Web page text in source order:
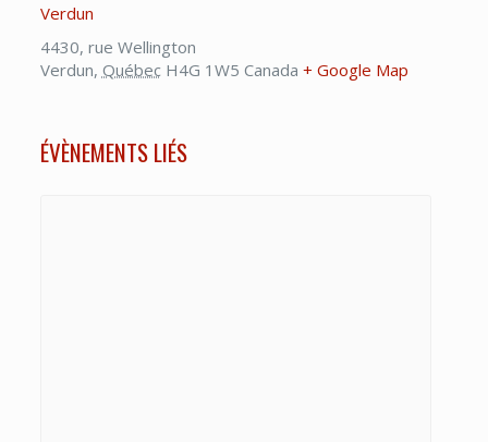
Verdun
4430, rue Wellington
Verdun, Québec H4G 1W5 Canada + Google Map
ÉVÈNEMENTS LIÉS